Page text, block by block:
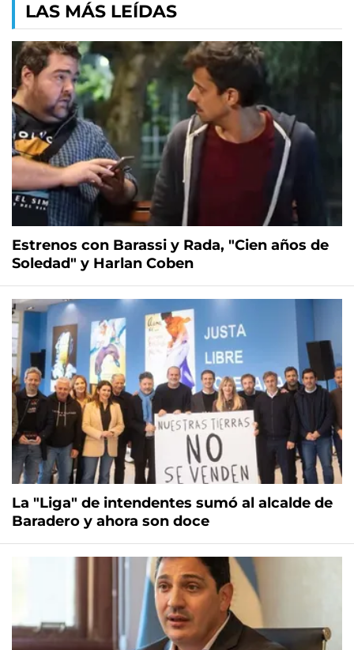
LAS MÁS LEÍDAS
Estrenos con Barassi y Rada, "Cien años de
Soledad" y Harlan Coben
La "Liga" de intendentes sumó al alcalde de
Baradero y ahora son doce